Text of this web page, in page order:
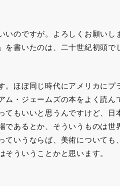
のですが。よろしくお願いし
書いたのは、二十世紀初頭で
ほぼ同じ時代にアメリカにプ
ム・ジェームズの本をよく読
てもいいと思うんですけど、日
であるとか、そういうものは世
ていうならば、美術についても
そういうことかと思います。